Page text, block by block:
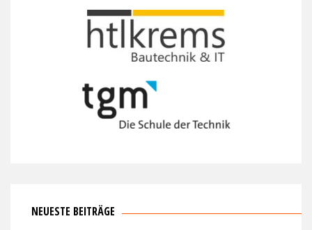
NEUESTE BEITRÄGE